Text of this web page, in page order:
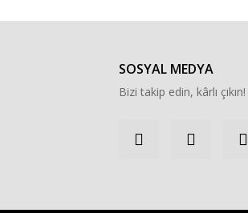
SOSYAL MEDYA
Bizi takip edin, kârlı çıkın!